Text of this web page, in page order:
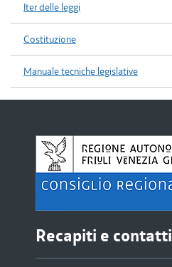
Iter delle leggi
Costituzione
Manuale tecniche legislative
Recapiti e contatti